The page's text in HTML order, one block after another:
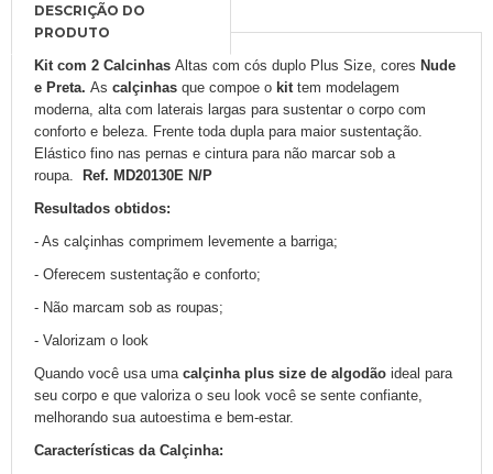
Kit com 2 Calcinhas Altas com cós duplo Plus Size, cores Nude
e Preta. As calçinhas que compoe o kit tem modelagem
moderna, alta com laterais largas para sustentar o corpo com
conforto e beleza. Frente toda dupla para maior sustentação.
Elástico fino nas pernas e cintura para não marcar sob a
roupa.
Ref. MD20130E N/P
Resultados obtidos:
- As calçinhas comprimem levemente a barriga;
- Oferecem sustentação e conforto;
- Não marcam sob as roupas;
- Valorizam o look
Quando você usa umacalçinha plus size de algodão ideal para
seu corpo e que valoriza o seu look você se sente confiante,
melhorando sua autoestima e bem-estar.
Características da Calçinha: